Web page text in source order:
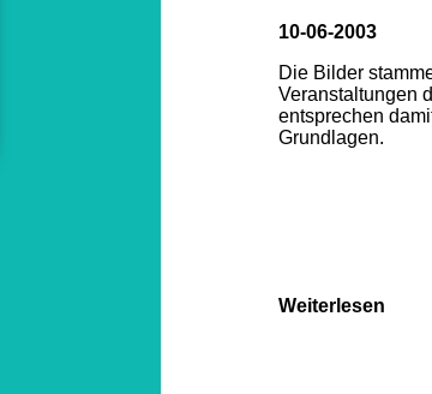
10-06-2003
Die Bilder
Veranstaltungen
entsprechen
Grundlagen.
Weiterlesen